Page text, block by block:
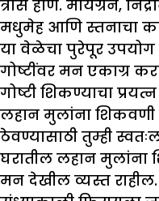
त्रास होणे. मायग्रेन,
मधुमेह आणि स्तनाचा
या वेळेचा पुरेपूर उपयोग
गोष्टींवर मन एकाग्र
गोष्टी शिकण्याचा
लहान मुलांना शिकवणी
ठेवण्यासाठी तुम्ही
घरातील लहान मुलांना
मन देखील व्यस्त राहील.